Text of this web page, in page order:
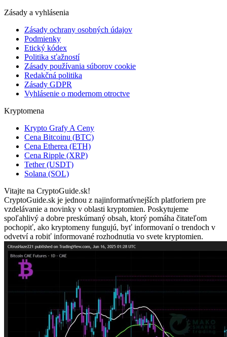
Zásady a vyhlásenia
Zásady ochrany osobných údajov
Podmienky
Etický kódex
Politika sťažností
Zásady používania súborov cookie
Redakčná politika
Zásady GDPR
Vyhlásenie o modernom otroctve
Kryptomena
Krypto Grafy A Ceny
Cena Bitcoinu (BTC)
Cena Etherea (ETH)
Cena Ripple (XRP)
Tether (USDT)
Solana (SOL)
Vitajte na CryptoGuide.sk!
CryptoGuide.sk je jednou z najinformatívnejších platforiem pre
vzdelávanie a novinky v oblasti kryptomien. Poskytujeme
spoľahlivý a dobre preskúmaný obsah, ktorý pomáha čitateľom
pochopiť, ako kryptomeny fungujú, byť informovaní o trendoch v
odvetví a robiť informované rozhodnutia vo svete kryptomien.